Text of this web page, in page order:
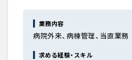
業務内容
病院外来、病棟管理、当直業務
求める経験・スキル